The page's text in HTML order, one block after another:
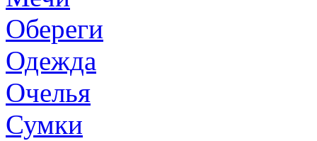
Обереги
Одежда
Очелья
Сумки